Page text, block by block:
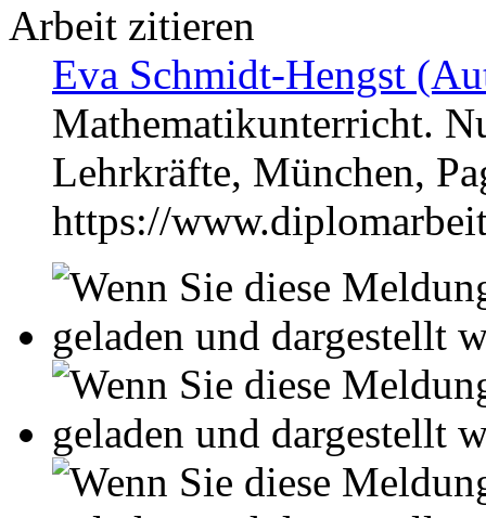
Arbeit zitieren
Eva Schmidt-Hengst
Mathematikunterricht.
Lehrkräfte, München,
https://